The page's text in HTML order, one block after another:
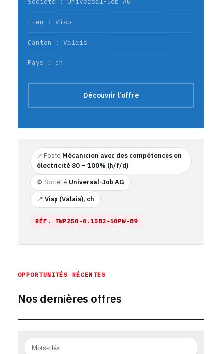
Société : Universal-Job AG
Lieu : Visp
Canton : Valais
Pays : ch
Découvrir l’offre
✅ Poste Mécanicien avec des compétences en
électricité 80 – 100% (h/f/d)
⚙️ Société Universal-Job AG
📍 Visp (Valais), ch
RÉF. TWP250-0.1582-60PW-89
OPPORTUNITÉS RÉCENTES
Nos dernières offres